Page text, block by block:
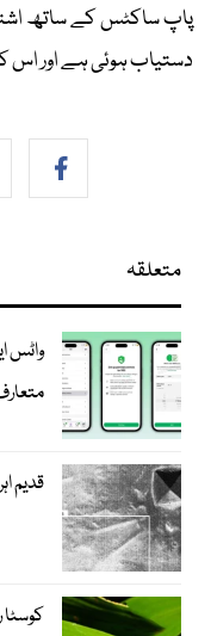
پاپ ساکٹس کے ساتھ
دستیاب ہوئی ہے اور اس کی قیمت 54.95
متعلقہ
واٹس
قدیم